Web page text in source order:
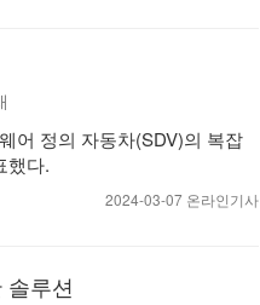
어 정의 자동차(SDV)의 복잡
했다.
2024-03-07 온라인기사
루션